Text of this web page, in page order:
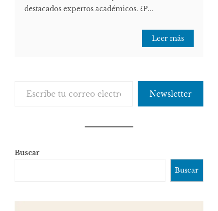
destacados expertos académicos. ¿P...
Leer más
Newsletter
Buscar
Buscar